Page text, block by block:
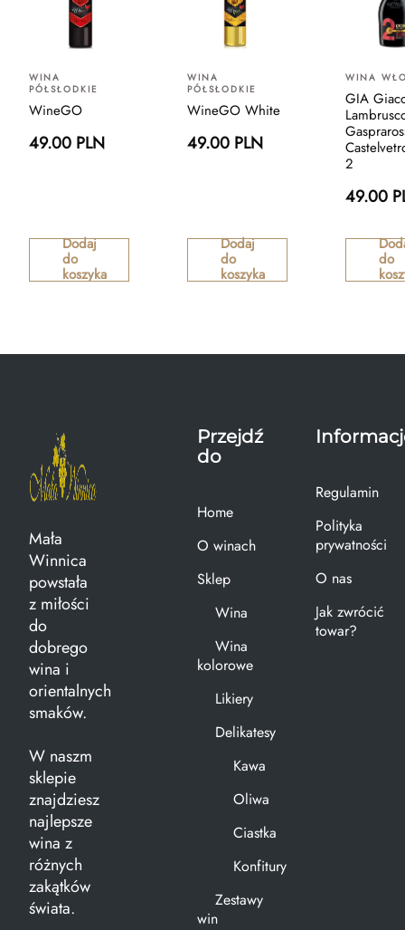
WINA
PÓŁSŁODKIE
WineGO
49.00 PLN
Dodaj
do
koszyka
WINA
PÓŁSŁODKIE
WineGO White
49.00 PLN
Dodaj
do
koszyka
WINA
GIA
2
49.00
do
Mała
Winnica
powstała
z miłości
do
dobrego
wina i
orientalnych
smaków.
W naszm
sklepie
znajdziesz
najlepsze
wina z
różnych
zakątków
świata.
Przejdź
do
Home
O winach
Sklep
Wina
Wina
kolorowe
Likiery
Delikatesy
Kawa
Oliwa
Ciastka
Konfitury
Zestawy
win
Regulamin
Polityka
prywatności
O nas
Jak zwrócić
towar?